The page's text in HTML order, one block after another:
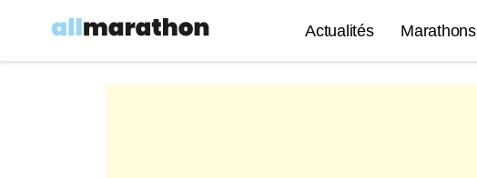
Actualités Marathons